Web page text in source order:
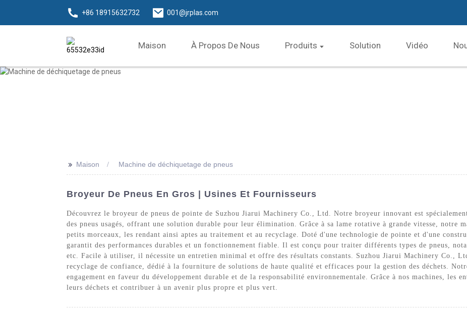
+86 18915632732 001@jrplas.com
Maison À Propos De Nous Produits Solution Vidéo
>> Maison Machine de déchiquetage de pneus
Broyeur De Pneus En Gros | Usines Et Fournisseurs
Découvrez le broyeur de pneus de pointe de Suzhou Jiarui Machinery Co., Ltd. Notre broyeur innovant est
des pneus usagés, offrant une solution durable pour leur élimination. Grâce à sa lame rotative à grande vitesse, notre
petits morceaux, les rendant ainsi aptes au traitement et au recyclage. Doté d'une technologie de pointe et d'une
garantit des performances durables et un fonctionnement fiable. Il est conçu pour traiter différents types de pneus,
etc. Facile à utiliser, il nécessite un entretien minimal et offre des résultats constants. Suzhou Jiarui Machinery Co.,
recyclage de confiance, dédié à la fourniture de solutions de haute qualité et efficaces pour la gestion des déchets.
engagement en faveur du développement durable et de la responsabilité environnementale. Grâce à nos machines, les
leurs déchets et contribuer à un avenir plus propre et plus vert.